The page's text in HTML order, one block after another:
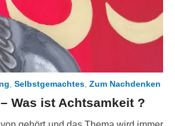
Selbstgemachtes, Zum Nachdenken
Was ist Achtsamkeit ?